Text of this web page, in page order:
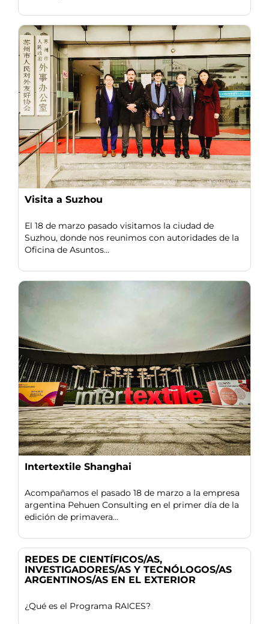
Visita a Suzhou
El 18 de marzo pasado visitamos la ciudad de
Suzhou, donde nos reunimos con autoridades de la
Oficina de Asuntos...
Intertextile Shanghai
Acompañamos el pasado 18 de marzo a la empresa
argentina Pehuen Consulting en el primer día de la
edición de primavera...
REDES DE CIENTÍFICOS/AS,
INVESTIGADORES/AS Y TECNÓLOGOS/AS
ARGENTINOS/AS EN EL EXTERIOR
¿Qué es el Programa RAICES?